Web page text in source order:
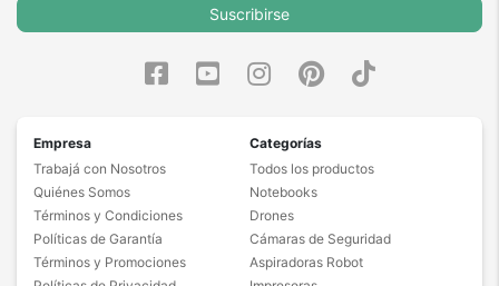
Suscribirse
Empresa
Trabajá con Nosotros
Quiénes Somos
Términos y Condiciones
Políticas de Garantía
Términos y Promociones
Categorías
Todos los productos
Notebooks
Drones
Cámaras de Seguridad
Aspiradoras Robot